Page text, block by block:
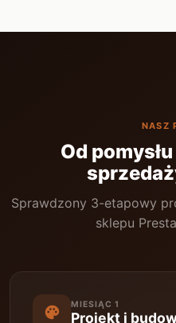
NASZ
Od
Sprawdzony 3-etapowy
sklepu
palette MIESIĄC 1
Projekt i